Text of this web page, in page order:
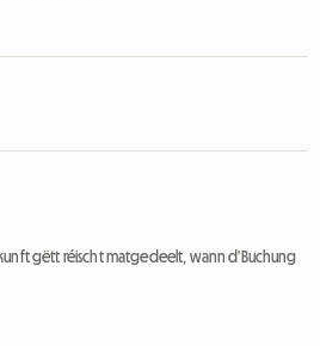
gëtt réischt matgedeelt, wann d'Buchung